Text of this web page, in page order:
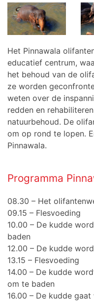
Het Pinnawala
educatief centrum,
het behoud van de
ze worden
weten over de
redden en
natuurbehoud. De
om op rond te lopen.
Pinnawala.
Programma
08.30 – Het
09.15 – Flesvoeding
10.00 – De kudde
baden
12.00 – De kudde
13.15 – Flesvoeding
14.00 – De kudde
om te baden
16.00 – De kudde